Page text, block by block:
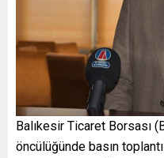
Balıkesir Ticaret Borsası
öncülüğünde basın